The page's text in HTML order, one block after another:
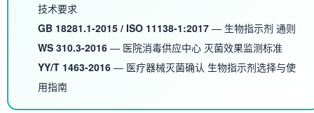
技术要求
GB 18281.1-2015 / ISO 11138-1:2017 — 生物指示剂 通则
WS 310.3-2016 — 医院消毒供应中心 灭菌效果监测标准
YY/T 1463-2016 — 医疗器械灭菌确认 生物指示剂选择与使
用指南